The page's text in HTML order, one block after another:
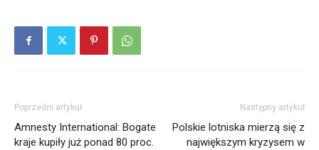
Poprzedni artykuł
Amnesty International: Bogate
kraje kupiły już ponad 80 proc.
Następny artykuł
Polskie lotniska mierzą się z
największym kryzysem w